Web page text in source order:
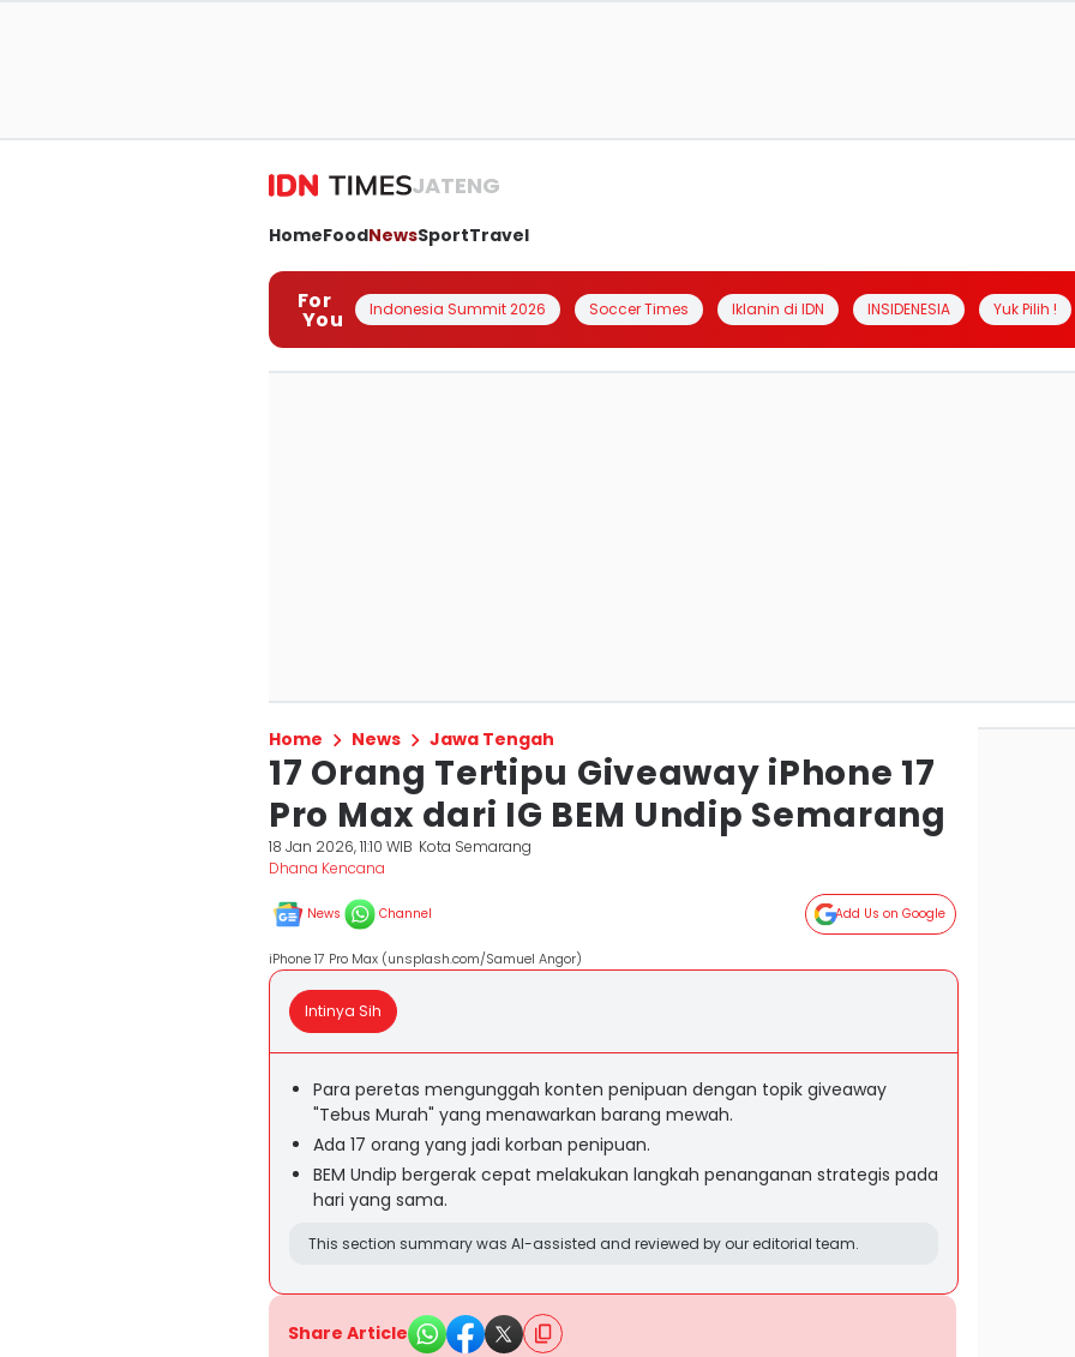
JATENG
HomeFoodNewsSportTravel
For
You Indonesia Summit 2026 Soccer Times Iklanin di IDN INSIDENESIA Yuk Pilih !
Home News Jawa Tengah
17 Orang Tertipu Giveaway iPhone 17
Pro Max dari IG BEM Undip Semarang
18 Jan 2026, 11:10 WIB Kota Semarang
Dhana Kencana
News Channel Add Us on Google
iPhone 17 Pro Max (unsplash.com/Samuel Angor)
Intinya Sih
Para peretas mengunggah konten penipuan dengan topik giveaway
"Tebus Murah" yang menawarkan barang mewah.
Ada 17 orang yang jadi korban penipuan.
BEM Undip bergerak cepat melakukan langkah penanganan strategis pada
hari yang sama.
This section summary was AI-assisted and reviewed by our editorial team.
Share Article